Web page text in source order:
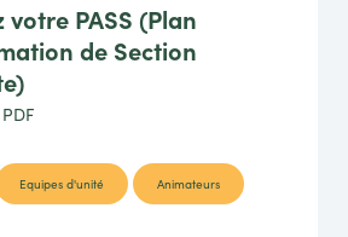
votre PASS (Plan
de Section
PDF
Equipes d'unité Animateurs